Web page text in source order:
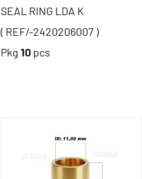
SEAL RING LDA K
( REF/-2420206007 )
Pkg 10 pcs